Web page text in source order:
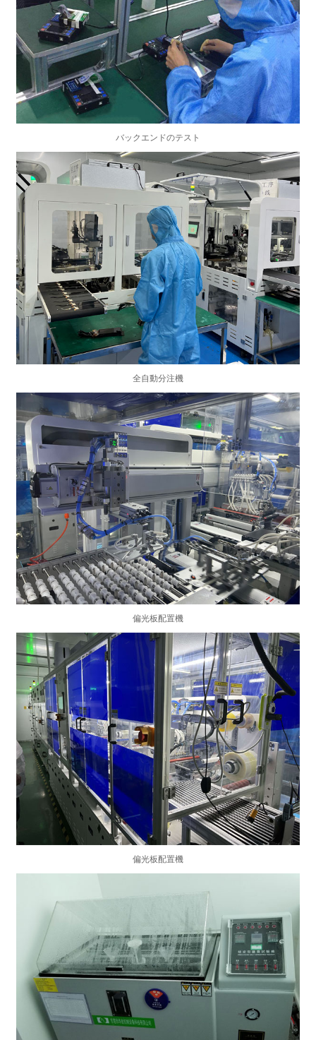
バックエンドのテスト
全自動分注機
偏光板配置機
偏光板配置機